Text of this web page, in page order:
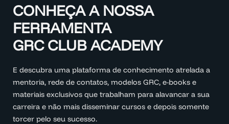
CONHEÇA A NOSSA
FERRAMENTA
GRC CLUB ACADEMY
E descubra uma plataforma de conhecimento atrelada a
mentoria, rede de contatos, modelos GRC, e-books e
materiais exclusivos que trabalham para alavancar a sua
carreira e não mais disseminar cursos e depois somente
torcer pelo seu sucesso.